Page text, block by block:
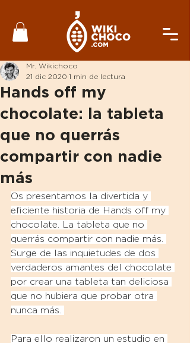
Hands off my
chocolate: la tableta
que no querrás
compartir con nadie
más
Mr. Wikichoco
21 dic 2020 1 min de lectura
Os presentamos la divertida y
eficiente historia de Hands off my
chocolate. La tableta que no
querrás compartir con nadie más.
Surge de las inquietudes de dos
verdaderos amantes del chocolate
por crear una tableta tan deliciosa
que no hubiera que probar otra
nunca más.
Para ello realizaron un estudio en